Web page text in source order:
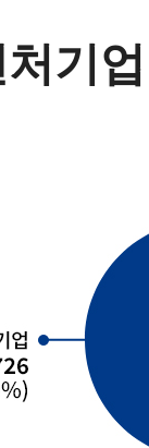
기